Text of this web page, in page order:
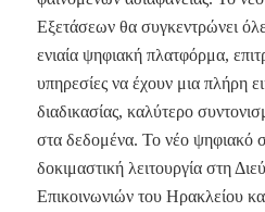
Εξετάσεων θα συγκεντρώνει
ενιαία ψηφιακή πλατφόρμα,
υπηρεσίες να έχουν μια πλήρη
διαδικασίας, καλύτερο
στα δεδομένα. Το νέο ψηφιακό
δοκιμαστική λειτουργία στη
Επικοινωνιών του Ηρακλείου